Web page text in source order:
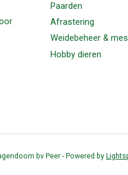
Paarden
Afrastering
Weidebeheer &
Hobby dieren
bv Peer - Powered by